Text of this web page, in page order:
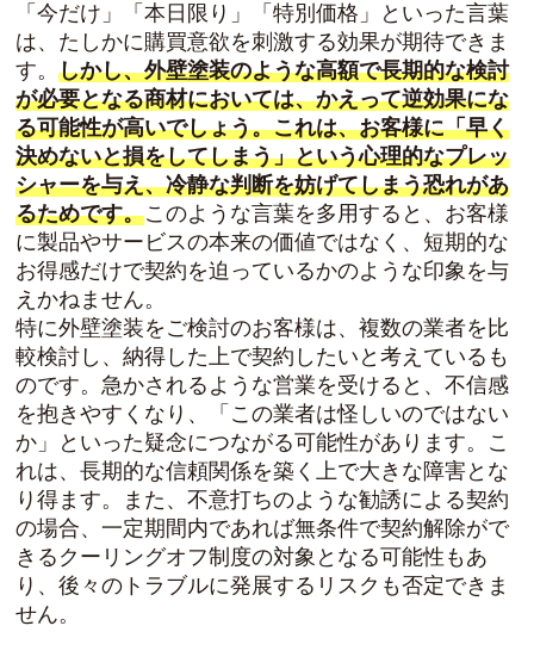
「今だけ」「本日限り」「特別価格」といった言葉
は、たしかに購買意欲を刺激する効果が期待できま
す。しかし、外壁塗装のような高額で長期的な検討
が必要となる商材においては、かえって逆効果にな
る可能性が高いでしょう。これは、お客様に「早く
決めないと損をしてしまう」という心理的なプレッ
シャーを与え、冷静な判断を妨げてしまう恐れがあ
るためです。このような言葉を多用すると、お客様
に製品やサービスの本来の価値ではなく、短期的な
お得感だけで契約を迫っているかのような印象を与
えかねません。
特に外壁塗装をご検討のお客様は、複数の業者を比
較検討し、納得した上で契約したいと考えているも
のです。急かされるような営業を受けると、不信感
を抱きやすくなり、「この業者は怪しいのではない
か」といった疑念につながる可能性があります。こ
れは、長期的な信頼関係を築く上で大きな障害とな
り得ます。また、不意打ちのような勧誘による契約
の場合、一定期間内であれば無条件で契約解除がで
きるクーリングオフ制度の対象となる可能性もあ
り、後々のトラブルに発展するリスクも否定できま
せん。